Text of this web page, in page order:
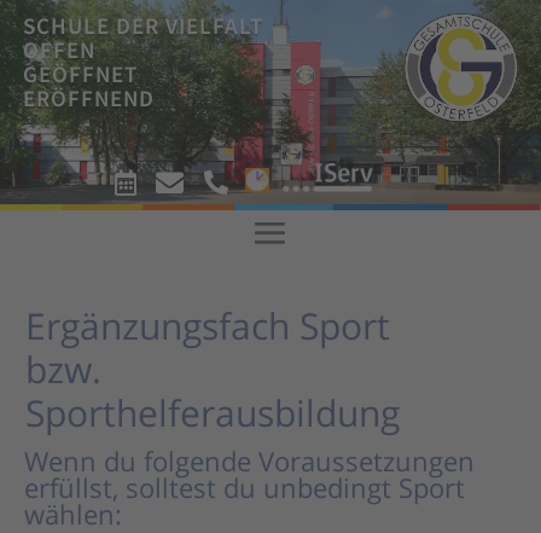
SCHULE DER VIELFALT
OFFEN
GEÖFFNET
ERÖFFNEND
   ! !
Ergänzungsfach Sport
bzw.
Sporthelferausbildung
Wenn du folgende Voraussetzungen
erfüllst, solltest du unbedingt Sport
wählen: